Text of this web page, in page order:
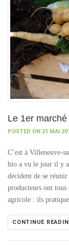
Le 1er
POSTED ON 21 MAI
C’est à Villeneuve-
bio a vu le jour il y
décident de se
producteurs ont
agricole : ils
CONTINUE